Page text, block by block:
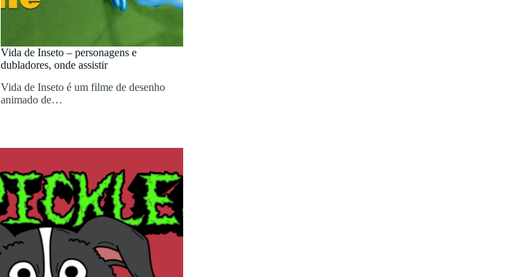
Vida de Inseto – personagens e
dubladores, onde assistir
Vida de Inseto é um filme de desenho
animado de…